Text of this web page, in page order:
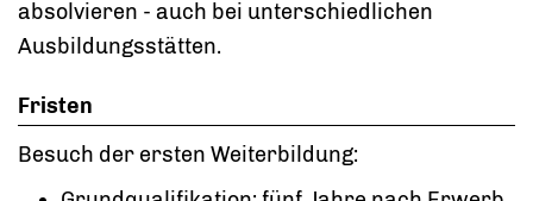
absolvieren - auch bei unterschiedlichen
Ausbildungsstätten.
Fristen
Besuch der ersten Weiterbildung: